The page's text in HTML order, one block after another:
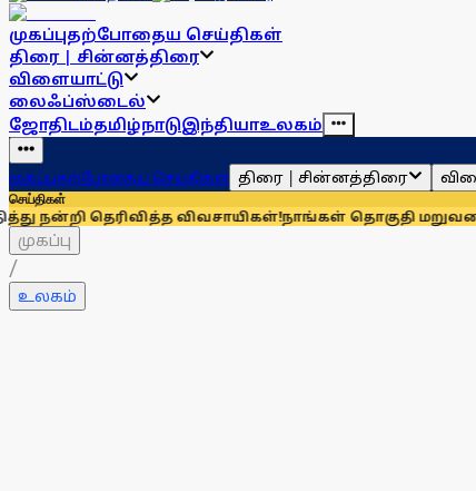
முகப்புதற்போதைய செய்திகள்
திரை | சின்னத்திரை
விளையாட்டு
லைஃப்ஸ்டைல்
ஜோதிடம்தமிழ்நாடுஇந்தியாஉலகம்
முகப்புதற்போதைய செய்திகள் திரை | சின்னத்திரை
செய்திகள்
விவசாயிகள்!நாங்கள் தொகுதி மறுவரைக்கு
முகப்பு
/
உலகம்